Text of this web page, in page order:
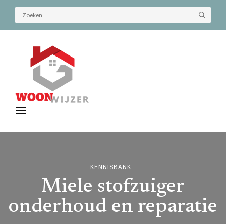
Zoeken
naar:
De-woonwijzer.nl
| Lees alles op het gebied van wonen
KENNISBANK
Miele stofzuiger
onderhoud en reparatie